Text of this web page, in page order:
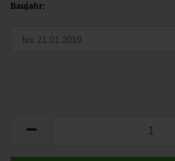
Baujahr: